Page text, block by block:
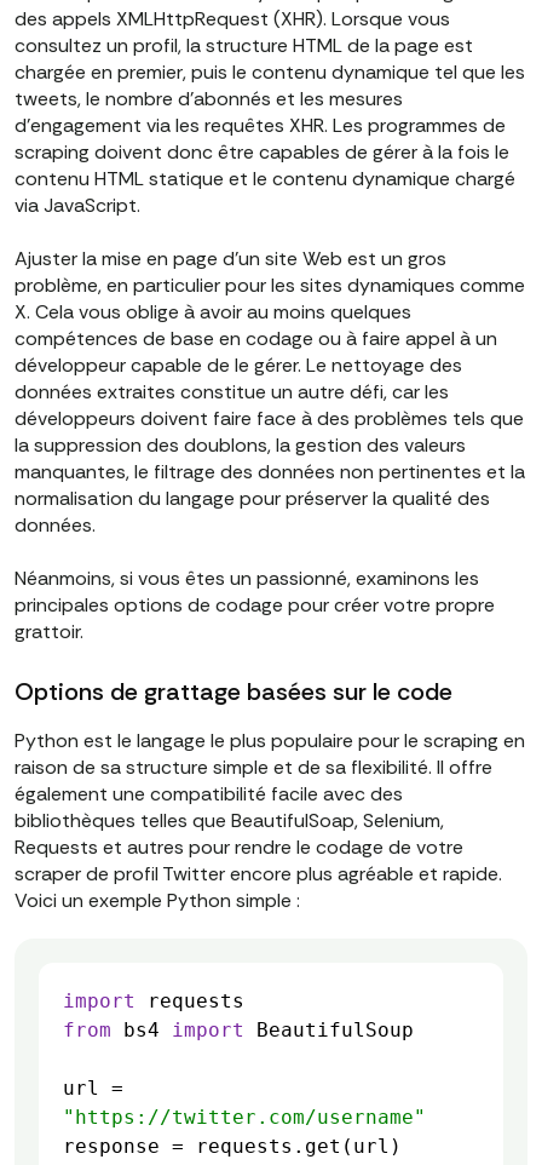
des appels XMLHttpRequest (XHR). Lorsque vous
consultez un profil, la structure HTML de la page est
chargée en premier, puis le contenu dynamique tel que les
tweets, le nombre d'abonnés et les mesures
d'engagement via les requêtes XHR. Les programmes de
scraping doivent donc être capables de gérer à la fois le
contenu HTML statique et le contenu dynamique chargé
via JavaScript.
Ajuster la mise en page d'un site Web est un gros
problème, en particulier pour les sites dynamiques comme
X. Cela vous oblige à avoir au moins quelques
compétences de base en codage ou à faire appel à un
développeur capable de le gérer. Le nettoyage des
données extraites constitue un autre défi, car les
développeurs doivent faire face à des problèmes tels que
la suppression des doublons, la gestion des valeurs
manquantes, le filtrage des données non pertinentes et la
normalisation du langage pour préserver la qualité des
données.
Néanmoins, si vous êtes un passionné, examinons les
principales options de codage pour créer votre propre
grattoir.
Options de grattage basées sur le code
Python est le langage le plus populaire pour le scraping en
raison de sa structure simple et de sa flexibilité. Il offre
également une compatibilité facile avec des
bibliothèques telles que BeautifulSoap, Selenium,
Requests et autres pour rendre le codage de votre
scraper de profil Twitter encore plus agréable et rapide.
Voici un exemple Python simple :
import
from bs4 import
"https://twitter.com/username"